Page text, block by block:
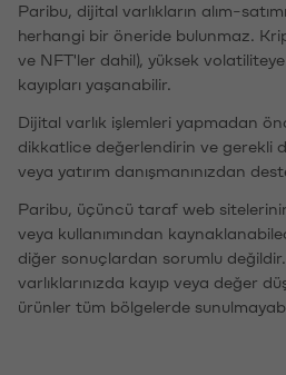
Paribu, dijital varlıkların alım-
herhangi bir öneride bulunmaz.
ve NFT'ler dahil), yüksek
kayıpları yaşanabilir.
Dijital varlık işlemleri yapmadan
dikkatlice değerlendirin ve gerekli
veya yatırım danışmanınızdan
Paribu, üçüncü taraf web
veya kullanımından
diğer sonuçlardan sorumlu değildir.
varlıklarınızda kayıp veya değer
ürünler tüm bölgelerde